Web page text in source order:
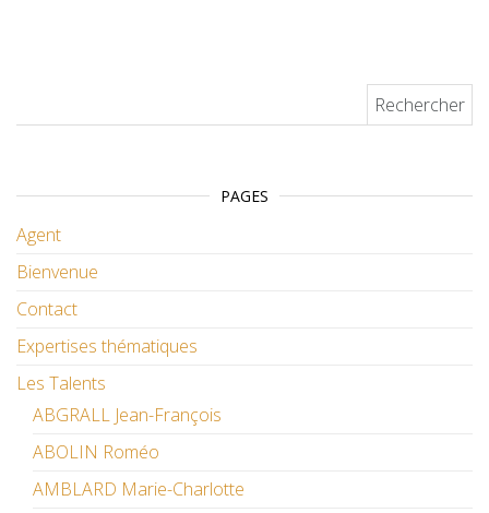
PAGES
Agent
Bienvenue
Contact
Expertises thématiques
Les Talents
ABGRALL Jean-François
ABOLIN Roméo
AMBLARD Marie-Charlotte